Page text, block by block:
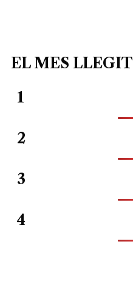
EL MES LLEGIT
1
2
3
4